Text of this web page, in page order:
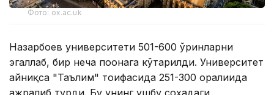
Фото: ox.ac.uk
Назарбоев университети 501-600 ўринларни
эгаллаб, бир неча поғонага кўтарилди. Университет
айниқса "Таълим" тоифасида 251-300 оралиғида